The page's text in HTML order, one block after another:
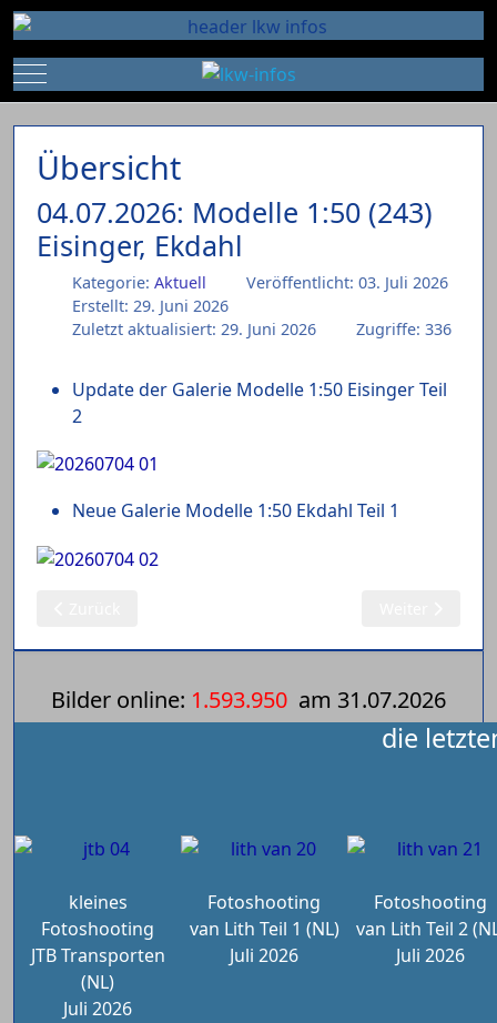
Mobile Menu Toggle
Übersicht
04.07.2026: Modelle 1:50 (243)
Eisinger, Ekdahl
Kategorie: Aktuell
Veröffentlicht: 03. Juli 2026
Erstellt: 29. Juni 2026
Zuletzt aktualisiert: 29. Juni 2026
Zugriffe: 336
Update der Galerie Modelle 1:50 Eisinger Teil
2
Neue Galerie Modelle 1:50 Ekdahl Teil 1
Bilder online: 1.593.950 am 31.07.2026
die
kleines
Fotoshooting
JTB Transporten
(NL)
Juli 2026
Fotoshooting
van Lith Teil 1 (NL)
Juli 2026
Fotoshooting
van Lith Teil 2
Juli 2026